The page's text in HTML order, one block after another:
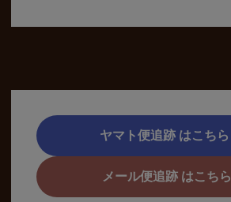
ヤマト便追跡 はこちら
メール便追跡 はこちら